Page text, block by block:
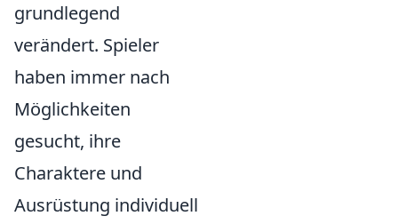
grundlegend
verändert. Spieler
haben immer nach
Möglichkeiten
gesucht, ihre
Charaktere und
Ausrüstung individuell